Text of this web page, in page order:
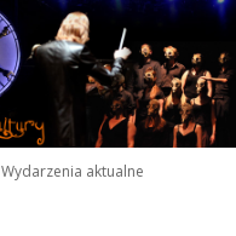
Wydarzenia aktualne